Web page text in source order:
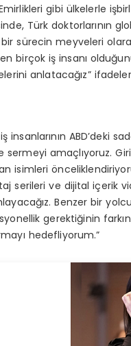
gibi ülkelerle
Türk doktorlarının
sürecin meyveleri
birçok iş insanı
anlatacağız”
insanlarının ABD’deki
sermeyi amaçlıyoruz.
isimleri
serileri ve dijital içerik
Benzer bir
gerektiğinin
hedefliyorum.”